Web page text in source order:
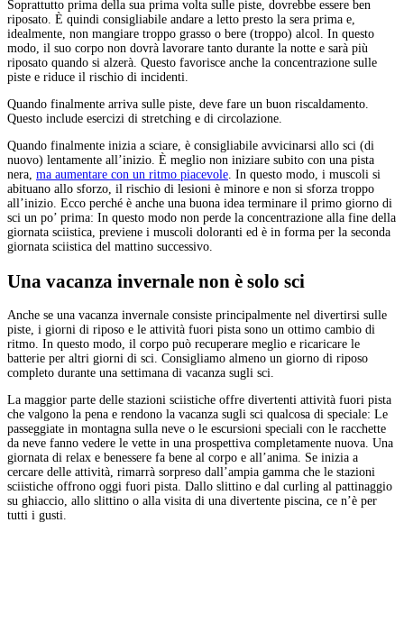
Soprattutto prima della sua prima volta sulle piste, dovrebbe essere ben
riposato. È quindi consigliabile andare a letto presto la sera prima e,
idealmente, non mangiare troppo grasso o bere (troppo) alcol. In questo
modo, il suo corpo non dovrà lavorare tanto durante la notte e sarà più
riposato quando si alzerà. Questo favorisce anche la concentrazione sulle
piste e riduce il rischio di incidenti.
Quando finalmente arriva sulle piste, deve fare un buon riscaldamento.
Questo include esercizi di stretching e di circolazione.
Quando finalmente inizia a sciare, è consigliabile avvicinarsi allo sci (di
nuovo) lentamente all’inizio. È meglio non iniziare subito con una pista
nera, ma aumentare con un ritmo piacevole. In questo modo, i muscoli si
abituano allo sforzo, il rischio di lesioni è minore e non si sforza troppo
all’inizio. Ecco perché è anche una buona idea terminare il primo giorno di
sci un po’ prima: In questo modo non perde la concentrazione alla fine della
giornata sciistica, previene i muscoli doloranti ed è in forma per la seconda
giornata sciistica del mattino successivo.
Una vacanza invernale non è solo sci
Anche se una vacanza invernale consiste principalmente nel divertirsi sulle
piste, i giorni di riposo e le attività fuori pista sono un ottimo cambio di
ritmo. In questo modo, il corpo può recuperare meglio e ricaricare le
batterie per altri giorni di sci. Consigliamo almeno un giorno di riposo
completo durante una settimana di vacanza sugli sci.
La maggior parte delle stazioni sciistiche offre divertenti attività fuori pista
che valgono la pena e rendono la vacanza sugli sci qualcosa di speciale: Le
passeggiate in montagna sulla neve o le escursioni speciali con le racchette
da neve fanno vedere le vette in una prospettiva completamente nuova. Una
giornata di relax e benessere fa bene al corpo e all’anima. Se inizia a
cercare delle attività, rimarrà sorpreso dall’ampia gamma che le stazioni
sciistiche offrono oggi fuori pista. Dallo slittino e dal curling al pattinaggio
su ghiaccio, allo slittino o alla visita di una divertente piscina, ce n’è per
tutti i gusti.